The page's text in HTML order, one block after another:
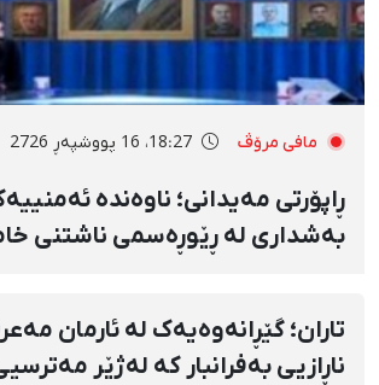
مافی مرۆڤ 18:27، 16 پووشپەڕ 2726
ڕاپۆرتی مەیدانی؛ ناوەندە
بەشداری لە ڕێوڕەسمی ناشتنی
تاران؛ گێڕانەوەیەک لە ئارمان
ناڕازیی بەفرانبار کە لەژێر